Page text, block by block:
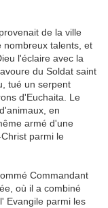
de la ville
nombreux talents, et
l'éclaire avec la
du Soldat saint
tué un serpent
d'Euchaita.
Le
en
armé d'une
parmi le
Commandant
où il a combiné
Evangile parmi les